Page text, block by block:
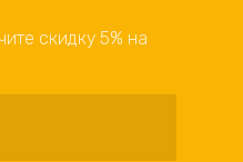
скидку 5% на